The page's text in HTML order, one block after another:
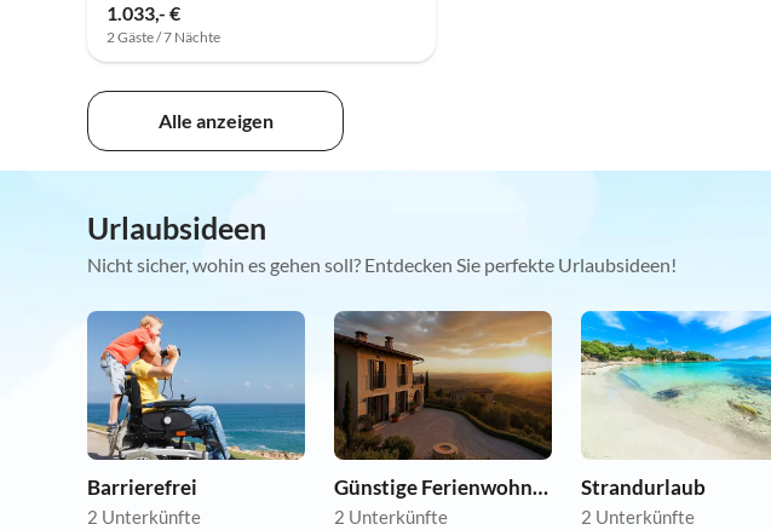
1.033,- €
2 Gäste / 7 Nächte
Alle anzeigen
Urlaubsideen
Nicht sicher, wohin es gehen soll? Entdecken Sie perfekte Urlaubsideen!
Barrierefrei
2 Unterkünfte
Günstige Ferienwohnungen
2 Unterkünfte
Strandurlaub
2 Unterkünfte